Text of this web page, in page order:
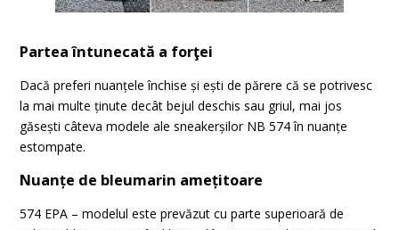
Partea întunecată a forţei
Dacă preferi nuanțele închise și ești de părere că se potrivesc
la mai multe ținute decât bejul deschis sau griul, mai jos
găsești câteva modele ale sneakerșilor NB 574 în nuanțe
estompate.
Nuanțe de bleumarin amețitoare
574 EPA – modelul este prevăzut cu parte superioară de